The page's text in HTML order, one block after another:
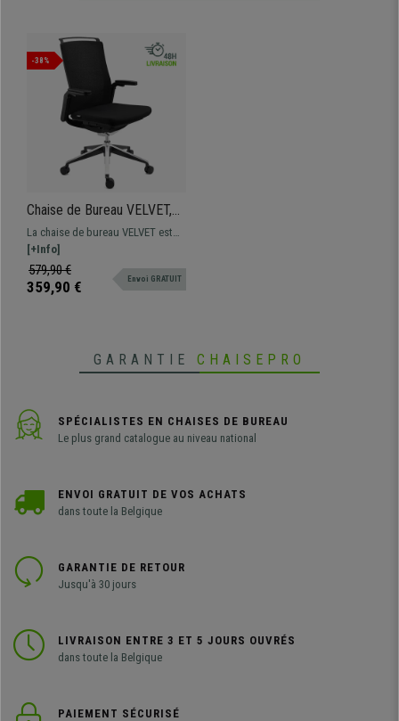
-38%
Chaise de Bureau VELVET,
Design Élégant, Ajustable,
Mécanisme Synchrone, en
Noir
La chaise de bureau VELVET est
très confortable grâce à son
rembourrage à haute densité.
Grande qualité de fabrication pour
[+Info]
579,90 €
359,90 € Envoi GRATUIT
GARANTIE CHAISEPRO
SPÉCIALISTES EN CHAISES DE BUREAU
Le plus grand catalogue au niveau national
ENVOI GRATUIT DE VOS ACHATS
dans toute la Belgique
GARANTIE DE RETOUR
Jusqu'à 30 jours
LIVRAISON ENTRE 3 ET 5 JOURS OUVRÉS
dans toute la Belgique
PAIEMENT SÉCURISÉ